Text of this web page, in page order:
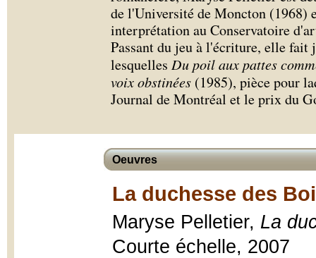
de l'Université de Moncton (1968)
interprétation au Conservatoire
Passant du jeu à l'écriture, elle fait
lesquelles Du poil aux pattes
voix obstinées (1985), pièce pour
Journal de Montréal et le prix du
Oeuvres
La duchesse des
Maryse Pelletier, La
Courte échelle, 2007